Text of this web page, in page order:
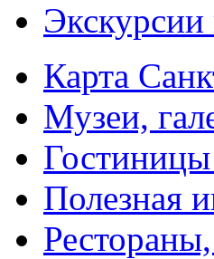
Карта
Музеи,
Полезная